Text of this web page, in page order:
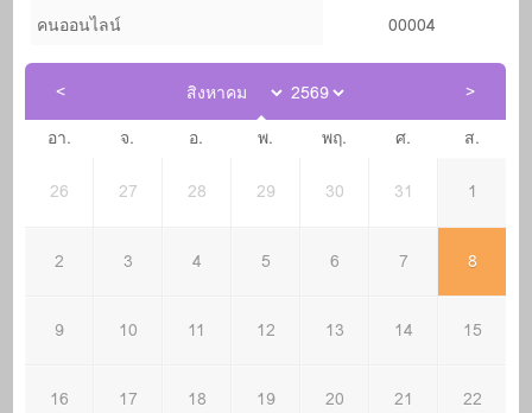
คนออนไลน์
00004
อา. จ. อ. พ. พฤ. ศ. ส.
26 27 28 29 30 31 1
2 3 4 5 6 7 8
9 10 11 12 13 14 15
16 17 18 19 20 21 22